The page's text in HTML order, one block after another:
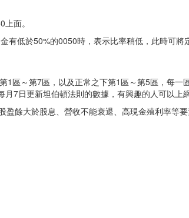
面。
有低於50%的0050時，表示比率稍低，此時可將
區～第7區，以及正常之下第1區～第5區，每一
7日更新坦伯頓法則的數據，有興趣的人可以上網
餘大於股息、營收不能衰退、高現金殖利率等